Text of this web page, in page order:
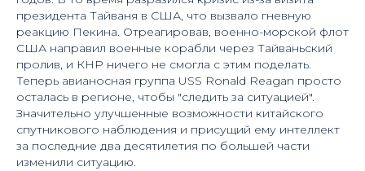
президента Тайваня в США, что вызвало гневную
реакцию Пекина. Отреагировав, военно-морской флот
США направил военные корабли через Тайваньский
пролив, и КНР ничего не смогла с этим поделать.
Теперь авианосная группа USS Ronald Reagan просто
осталась в регионе, чтобы "следить за ситуацией".
Значительно улучшенные возможности китайского
спутникового наблюдения и присущий ему интеллект
за последние два десятилетия по большей части
изменили ситуацию.